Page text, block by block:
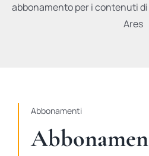
abbonamento per i contenuti
Ares
Abbonamenti